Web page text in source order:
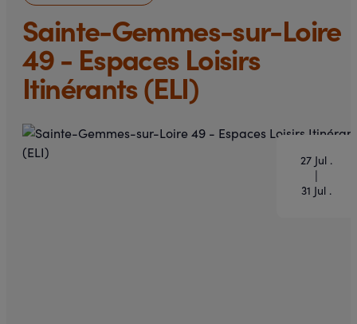
Sainte-Gemmes-sur-Loire
49 - Espaces Loisirs
Itinérants (ELI)
27 Jul .
|
31 Jul .